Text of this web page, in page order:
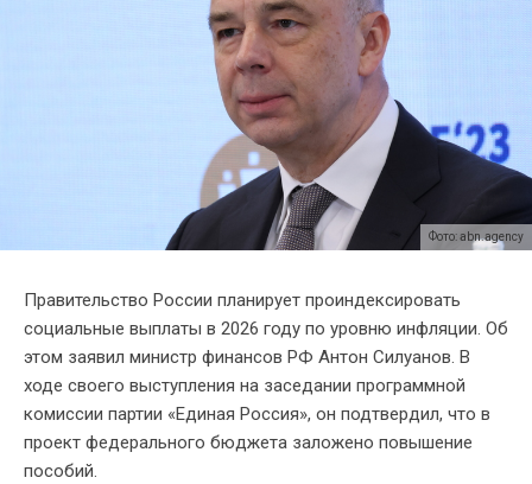
Фото: abn.agency
Правительство России планирует проиндексировать
социальные выплаты в 2026 году по уровню инфляции. Об
этом заявил министр финансов РФ Антон Силуанов. В
ходе своего выступления на заседании программной
комиссии партии «Единая Россия», он подтвердил, что в
проект федерального бюджета заложено повышение
пособий.